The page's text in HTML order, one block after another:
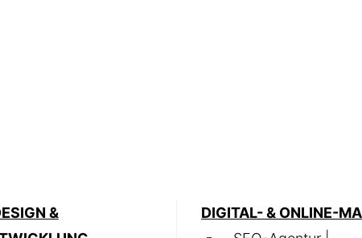
&
DIGITAL- & ONLINE-